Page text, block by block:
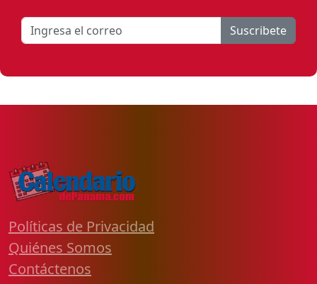
Suscribete
Políticas de Privacidad
Quiénes Somos
Contáctenos